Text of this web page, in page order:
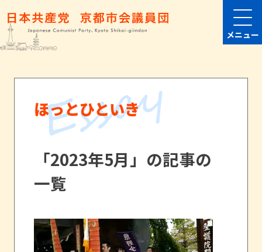
メニュー
ほっとひといき
「2023年5月」の記事の
一覧